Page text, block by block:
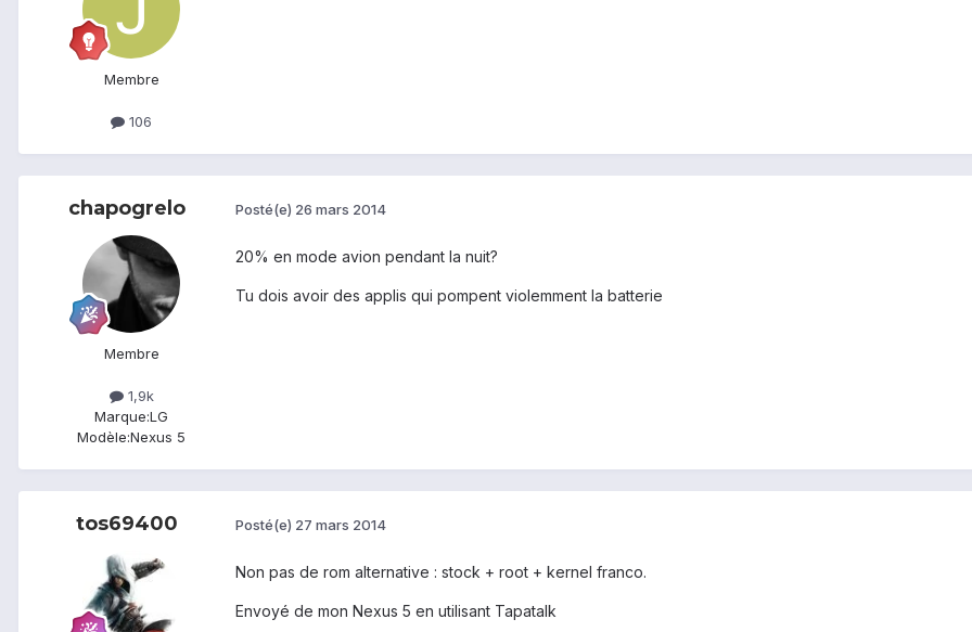
Membre
106
chapogrelo
Membre
1,9k
Marque:LG
Modèle:Nexus 5
Posté(e) 26 mars 2014
20% en mode avion pendant la nuit?
Tu dois avoir des applis qui pompent violemment la batterie
tos69400 Posté(e) 27 mars 2014
Non pas de rom alternative : stock + root + kernel franco.
Envoyé de mon Nexus 5 en utilisant Tapatalk